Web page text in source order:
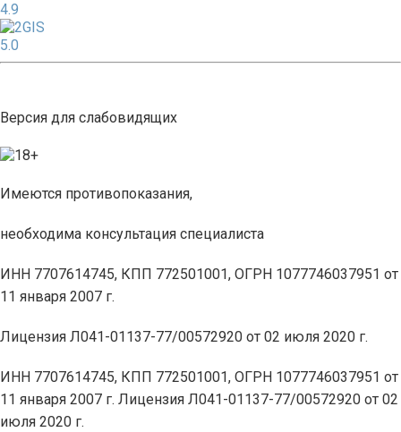
4.9
5.0
Версия для слабовидящих
Имеются противопоказания,
необходима консультация специалиста
ИНН 7707614745, КПП 772501001, ОГРН 1077746037951 от
11 января 2007 г.
Лицензия Л041-01137-77/00572920 от 02 июля 2020 г.
ИНН 7707614745, КПП 772501001, ОГРН 1077746037951 от
11 января 2007 г. Лицензия Л041-01137-77/00572920 от 02
июля 2020 г.